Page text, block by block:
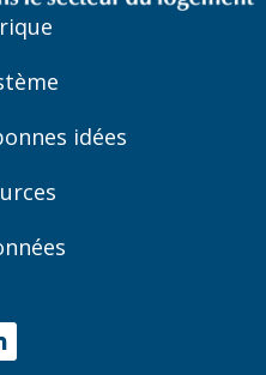
idées